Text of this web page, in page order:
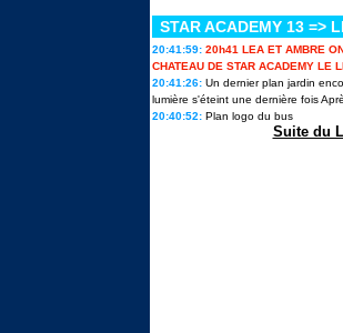
Canicule,
bannis :
Christophe
Story 14
Star
prêts à
en solo ils
STAR ACADEMY 13 =>
20:41:59: 20h41 LEA ET AMBRE
CHATEAU DE STAR ACADEMY LE
20:41:26: Un dernier plan jardin
lumière s'éteint une dernière fois
20:40:52: Plan logo du bus
Suite du